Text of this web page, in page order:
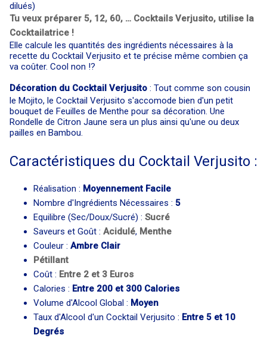
dilués)
Tu veux préparer 5, 12, 60, … Cocktails Verjusito, utilise la
Cocktailatrice !
Elle calcule les quantités des ingrédients nécessaires à la
recette du Cocktail Verjusito et te précise même combien ça
va coûter. Cool non !?
Décoration du Cocktail Verjusito : Tout comme son cousin
le Mojito, le Cocktail Verjusito s'accomode bien d'un petit
bouquet de Feuilles de Menthe pour sa décoration. Une
Rondelle de Citron Jaune sera un plus ainsi qu'une ou deux
pailles en Bambou.
Caractéristiques du Cocktail Verjusito :
Réalisation : Moyennement Facile
Nombre d'Ingrédients Nécessaires : 5
Equilibre (Sec/Doux/Sucré) : Sucré
Saveurs et Goût : Acidulé, Menthe
Couleur : Ambre Clair
Pétillant
Coût : Entre 2 et 3 Euros
Calories : Entre 200 et 300 Calories
Volume d'Alcool Global : Moyen
Taux d'Alcool d'un Cocktail Verjusito : Entre 5 et 10
Degrés